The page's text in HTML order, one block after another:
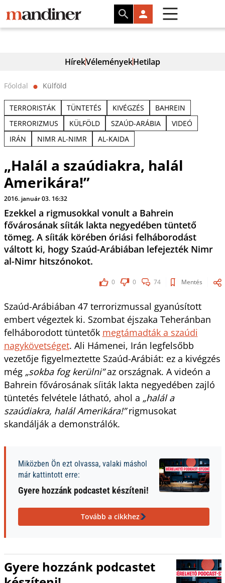
HírekVéleményekHetilap
Főoldal ⬤ Külföld
TERRORISTÁK TÜNTETÉS KIVÉGZÉS
BAHREIN
TERRORIZMUS
KÜLFÖLD SZAÚD-ARÁBIA
VIDEÓ
IRÁN
NIMR AL-NIMR AL-KAIDA
„Halál a szaúdiakra, halál
Amerikára!”
2016. január 03. 16:32
Ezekkel a rigmusokkal vonult a Bahrein
fővárosának síiták lakta negyedében tüntető
tömeg. A síiták körében óriási felháborodást
váltott ki, hogy Szaúd-Arábiában lefejezték Nimr
al-Nimr hitszónokot.
0 0 74 Mentés
Szaúd-Arábiában 47 terrorizmussal gyanúsított
embert végeztek ki. Szombat éjszaka Teheránban
felháborodott tüntetők megtámadták a szaúdi
nagykövetséget. Ali Hámenei, Irán legfelsőbb
vezetője figyelmeztette Szaúd-Arábiát: ez a kivégzés
még „sokba fog kerülni”az országnak. A videón a
Bahrein fővárosának síiták lakta negyedében zajló
tüntetés felvétele látható, ahol a „halál a
szaúdiakra, halál Amerikára!”rigmusokat
skandálják a demonstrálók.
Miközben Ön ezt olvassa, valaki máshol
már kattintott erre:
Gyere hozzánk podcastet készíteni!
Tovább a cikkhez
Gyere hozzánk podcastet